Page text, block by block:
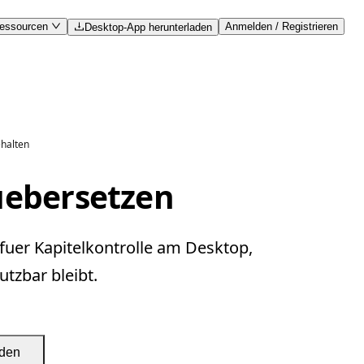
Desktop-App herunterladen Anmelden / Registrieren
Kapitelkontrolle am Desktop,
bleibt.